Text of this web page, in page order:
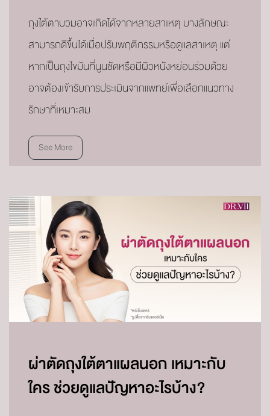
ถุงใต้ตาบวมอาจเกิดได้จากหลายสาเหตุ บางลักษณะ
สามารถดีขึ้นได้เมื่อปรับพฤติกรรมหรือดูแลสาเหตุ แต่
หากเป็นถุงไขมันที่นูนชัดหรือมีผิวหนังหย่อนร่วมด้วย
อาจต้องเข้ารับการประเมินจากแพทย์เพื่อเลือกแนวทาง
รักษาที่เหมาะสม
See More
ผ่าตัดถุงใต้ตาแผลนอก เหมาะกับ
ใคร ช่วยดูแลปัญหาอะไรบ้าง?